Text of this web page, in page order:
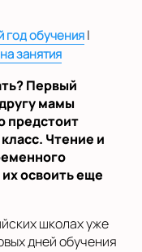
год обучения|
занятия
Первый
мамы
предстоит
Чтение и
освоить еще
школах уже
дней обучения